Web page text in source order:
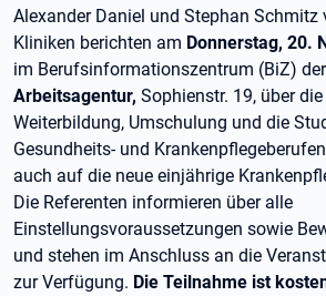
Alexander Daniel und Stephan Schmitz
Kliniken berichten am Donnerstag, 20.
im Berufsinformationszentrum (BiZ) der
Arbeitsagentur, Sophienstr. 19, über
Weiterbildung, Umschulung und die
Gesundheits- und
auch auf die neue einjährige
Die Referenten informieren über alle
Einstellungsvoraussetzungen sowie
und stehen im Anschluss an die
zur Verfügung. Die Teilnahme ist